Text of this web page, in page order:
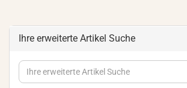
Ihre erweiterte Artikel Suche
Ihre
erweiterte